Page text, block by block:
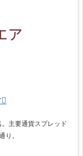
主要通貨スプレッド
り。